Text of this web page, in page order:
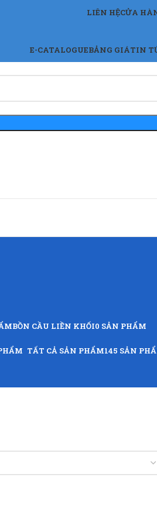
LIÊN HỆCỬA
E-CATALOGUEBẢNG GIÁTIN
BỒN CẦU LIỀN KHỐI0 SẢN PHẨM
TẤT CẢ SẢN PHẨM145 SẢN